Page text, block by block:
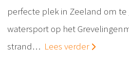
perfecte plek in Zeeland om te
watersport op het
strand… Lees verder